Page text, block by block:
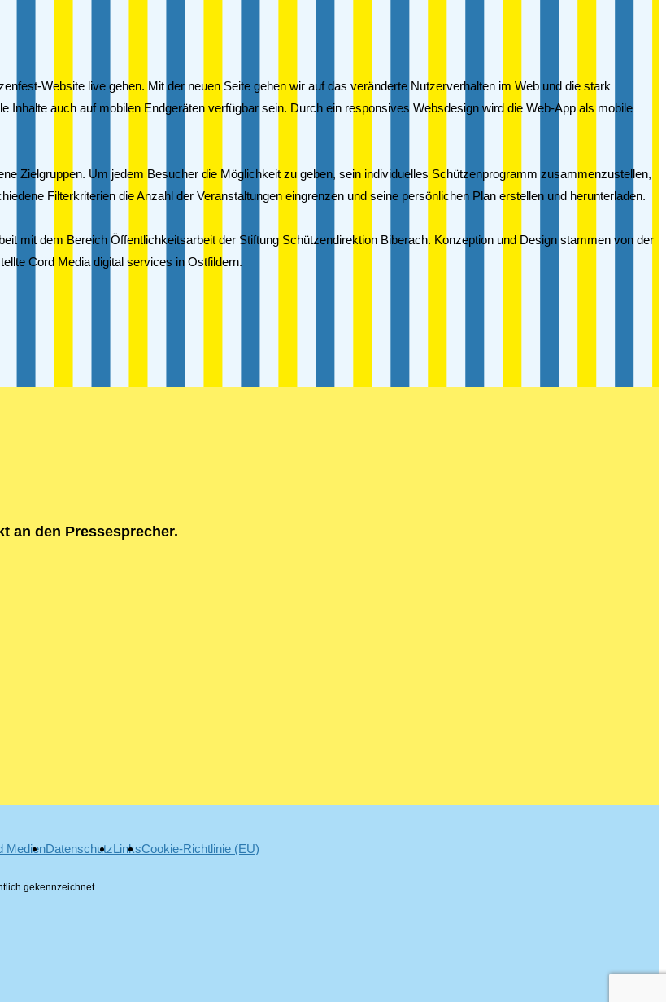
Website live gehen. Mit der neuen Seite gehen wir auf das veränderte Nutzerverhalten im Web und die stark
auch auf mobilen Endgeräten verfügbar sein. Durch ein responsives Websdesign wird die Web-App als mobile
Zielgruppen. Um jedem Besucher die Möglichkeit zu geben, sein individuelles Schützenprogramm zusammenzustellen,
Filterkriterien die Anzahl der Veranstaltungen eingrenzen und seine persönlichen Plan erstellen und herunterladen.
mit dem Bereich Öffentlichkeitsarbeit der Stiftung Schützendirektion Biberach. Konzeption und Design stammen von der
Cord Media digital services in Ostfildern.
an den Pressesprecher.
MedienDatenschutzLinksCookie-Richtlinie (EU)
gekennzeichnet.